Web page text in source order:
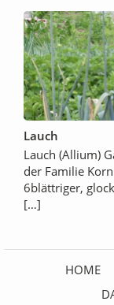
Lauch
Lauch (Allium)
der Familie
6blättriger,
[…]
HOME